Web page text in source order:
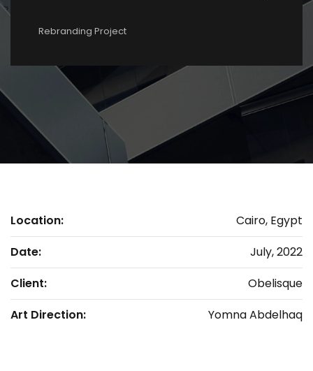
Rebranding Project
Location:
Cairo, Egypt
Date:
July, 2022
Client:
Obelisque
Art Direction:
Yomna Abdelhaq